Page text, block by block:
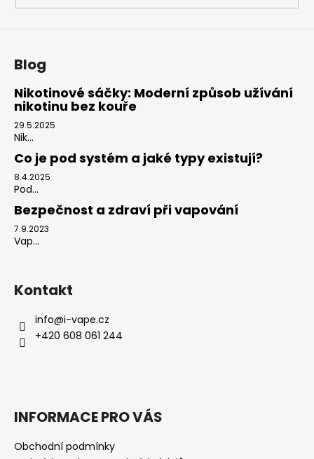
Blog
Nikotinové sáčky: Moderní způsob užívání
nikotinu bez kouře
29.5.2025
Nik...
Co je pod systém a jaké typy existují?
8.4.2025
Pod...
Bezpečnost a zdraví při vapování
7.9.2023
Vap...
Kontakt
info@i-vape.cz
+420 608 061 244
INFORMACE PRO VÁS
Obchodní podmínky